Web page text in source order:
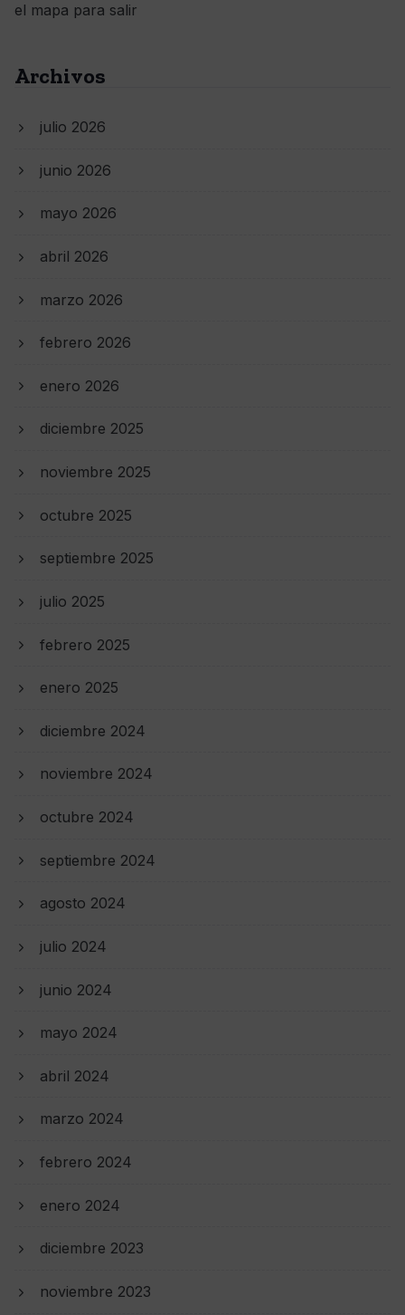
el mapa para salir
Archivos
julio 2026
junio 2026
mayo 2026
abril 2026
marzo 2026
febrero 2026
enero 2026
diciembre 2025
noviembre 2025
octubre 2025
septiembre 2025
julio 2025
febrero 2025
enero 2025
diciembre 2024
noviembre 2024
octubre 2024
septiembre 2024
agosto 2024
julio 2024
junio 2024
mayo 2024
abril 2024
marzo 2024
febrero 2024
enero 2024
diciembre 2023
noviembre 2023